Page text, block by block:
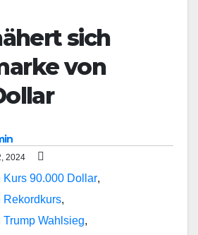
sich
von
2024
Kurs 90.000 Dollar,
Rekordkurs,
Wahlsieg,